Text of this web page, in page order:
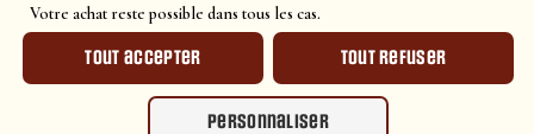
Votre achat reste possible dans tous les cas.
Tout accepter Tout refuser
Personnaliser